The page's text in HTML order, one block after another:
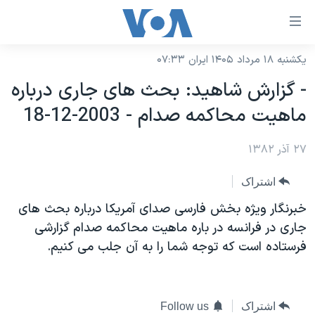
لینکهای
دسترسی
جهش
محتوای
اصلی
صفحه
اصلی
جهش
نسخه سبک وب‌سایت
موضوع ها
ایران
آمریکا
جهان
ورزشی
گزیده‌ها
ویدیوها
برنامه های تلویزیونی
جدول برنامه ها
صفحه‌های ویژه
جام جهانی ۲۰۲۶
عملیات خشم حماسی
بایگانی برنامه‌های تلویزیونی
فرکانس‌های صدای آمریکا
پخش رادیویی
یکشنبه ۱۸ مرداد ۱۴۰۵ ایران ۰۷:۳۳
- گزارش شاهيد: بحث های جاری درباره
ماهيت محاکمه صدام - 2003-12-18
۲۷ آذر ۱۳۸۲
اشتراک
خبرنگار ويژه بخش فارسی صدای آمريکا درباره بحث های
جاری در فرانسه در باره ماهيت محاکمه صدام گزارشی
فرستاده است که توجه شما را به آن جلب می کنيم.
اشتراک Follow us